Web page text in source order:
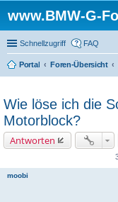
www.BMW-G-
Schnellzugriff FAQ
Portal Foren-Übersicht
Wie löse ich die
Motorblock?
Antworten
moobi